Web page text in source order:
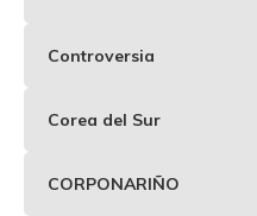
Controversia
Corea del Sur
CORPONARIÑO